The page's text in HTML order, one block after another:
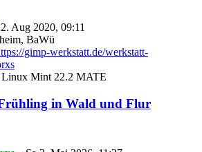
Aug 2020, 09:11
BaWü
gimp-werkstatt.de/werkstatt-
Linux Mint 22.2 MATE
in Wald und Flur